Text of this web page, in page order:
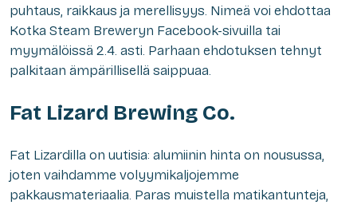
puhtaus, raikkaus ja merellisyys. Nimeä voi ehdottaa
Kotka Steam Breweryn Facebook-sivuilla tai
myymälöissä 2.4. asti. Parhaan ehdotuksen tehnyt
palkitaan ämpärillisellä saippuaa.
Fat Lizard Brewing Co.
Fat Lizardilla on uutisia: alumiinin hinta on nousussa,
joten vaihdamme volyymikaljojemme
pakkausmateriaalia. Paras muistella matikantunteja,